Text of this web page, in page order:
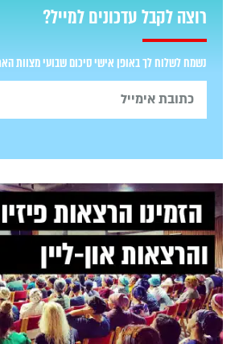
רוצה לקבל עדכונים למייל?
נשמח לשלוח לך באופן אישי סיכום שבועי מצוות